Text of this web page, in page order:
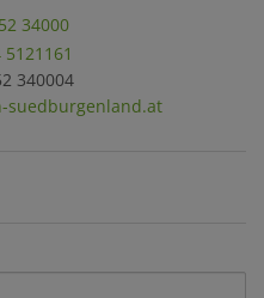
34000
340004